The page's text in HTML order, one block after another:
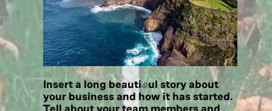
Insert a long beautiful story about
your business and how it has started.